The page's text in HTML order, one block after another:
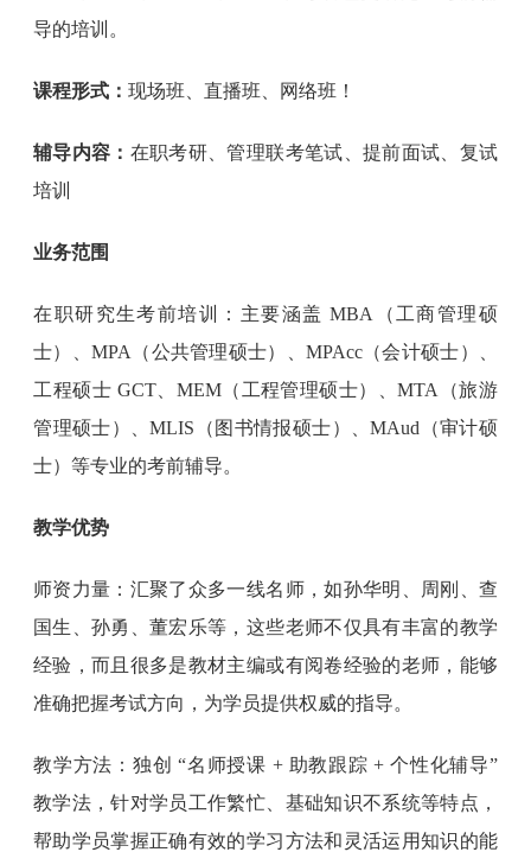
导的培训。
课程形式：现场班、直播班、网络班！
辅导内容： 在职考研、管理联考笔试、提前面试、复试
培训
业务范围
在职研究生考前培训：主要涵盖 MBA（工商管理硕
士）、MPA（公共管理硕士）、MPAcc（会计硕士）、
工程硕士 GCT、MEM（工程管理硕士）、MTA（旅游
管理硕士）、MLIS（图书情报硕士）、MAud（审计硕
士）等专业的考前辅导。
教学优势
师资力量：汇聚了众多一线名师，如孙华明、周刚、查
国生、孙勇、董宏乐等，这些老师不仅具有丰富的教学
经验，而且很多是教材主编或有阅卷经验的老师，能够
准确把握考试方向，为学员提供权威的指导。
教学方法：独创 “名师授课 + 助教跟踪 + 个性化辅导”
教学法，针对学员工作繁忙、基础知识不系统等特点，
帮助学员掌握正确有效的学习方法和灵活运用知识的能